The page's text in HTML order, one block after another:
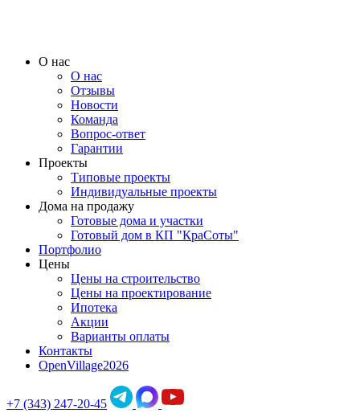
О нас
О нас
Отзывы
Новости
Команда
Вопрос-ответ
Гарантии
Проекты
Типовые проекты
Индивидуальные проекты
Дома на продажу
Готовые дома и участки
Готовый дом в КП "КраСоты"
Портфолио
Цены
Цены на строительство
Цены на проектирование
Ипотека
Акции
Варианты оплаты
Контакты
OpenVillage2026
+7 (343) 247-20-45